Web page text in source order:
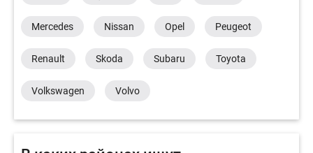
Mercedes Nissan Opel Peugeot
Renault Skoda Subaru Toyota
Volkswagen Volvo